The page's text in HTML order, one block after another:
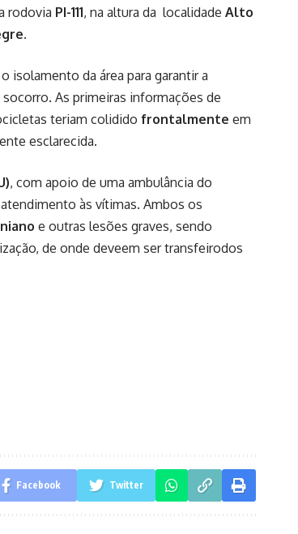
rodovia PI-111, na altura da localidade Alto
.
isolamento da área para garantir a
As primeiras informações de
teriam colidido frontalmente em
esclarecida.
, com apoio de uma ambulância do
às vítimas. Ambos os
e outras lesões graves, sendo
de onde deveem ser transfeirodos
Facebook Twitter